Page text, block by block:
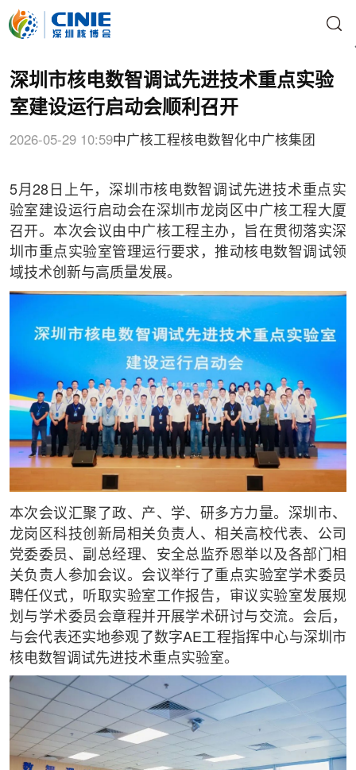
深圳市核电数智调试先进技术重点实验
室建设运行启动会顺利召开
2026-05-29 10:59中广核工程核电数智化中广核集团
5月28日上午，深圳市核电数智调试先进技术重点实
验室建设运行启动会在深圳市龙岗区中广核工程大厦
召开。本次会议由中广核工程主办，旨在贯彻落实深
圳市重点实验室管理运行要求，推动核电数智调试领
域技术创新与高质量发展。
本次会议汇聚了政、产、学、研多方力量。深圳市、
龙岗区科技创新局相关负责人、相关高校代表、公司
党委委员、副总经理、安全总监乔恩举以及各部门相
关负责人参加会议。会议举行了重点实验室学术委员
聘任仪式，听取实验室工作报告，审议实验室发展规
划与学术委员会章程并开展学术研讨与交流。会后，
与会代表还实地参观了数字AE工程指挥中心与深圳市
核电数智调试先进技术重点实验室。